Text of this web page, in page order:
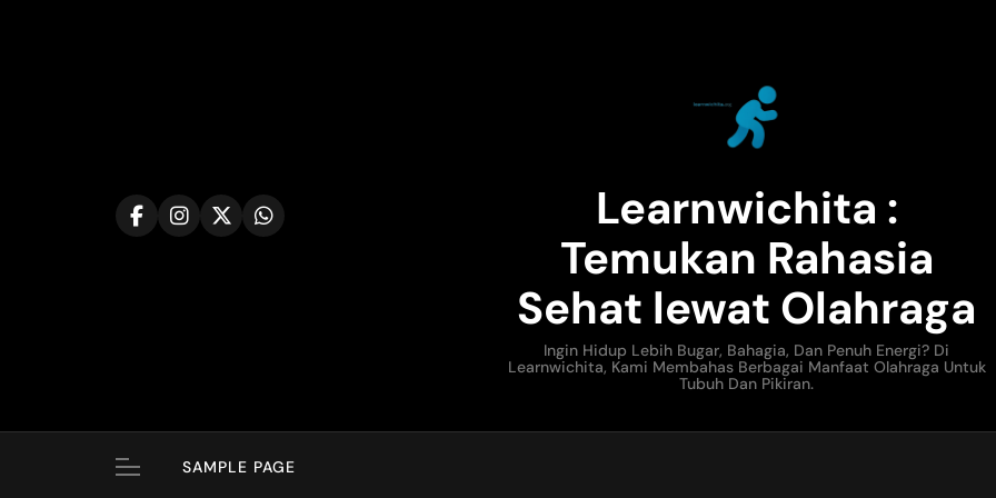
Learnwichita :
Temukan Rahasia
Sehat lewat Olahraga
Ingin Hidup Lebih Bugar, Bahagia, Dan Penuh Energi? Di
Learnwichita, Kami Membahas Berbagai Manfaat Olahraga Untuk
Tubuh Dan Pikiran.
SAMPLE PAGE